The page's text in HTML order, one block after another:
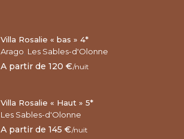
Villa Rosalie « bas » 4*
Arago, Les Sables-d'Olonne
A partir de 120 €/nuit
Villa Rosalie « Haut » 5*
Les Sables-d'Olonne
A partir de 145 €/nuit